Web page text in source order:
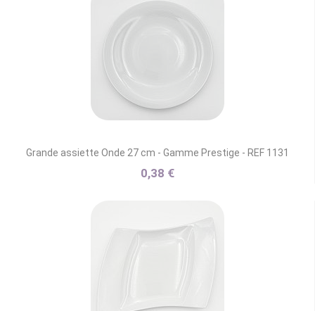
Grande assiette Onde 27 cm - Gamme Prestige - REF 1131
0,38 €